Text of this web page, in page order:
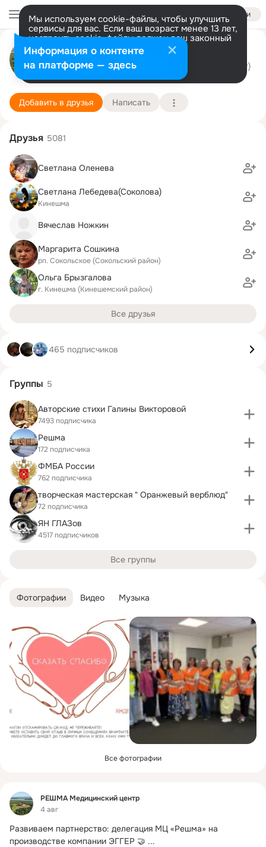
Войти
Мы используем cookie-файлы, чтобы улучшить
сервисы для вас. Если ваш возраст менее 13 лет,
настроить cookie-файлы должен ваш законный
представитель. Больше информации
Разрешить все Настроить
РЕШМА Медицинский центр
д. Дьячево (Кинешемский район)16 февраля (39 лет)
Подробнее
Добавить в друзья Написать
Фотографии Видео Музыка
Все фотографии
Фид
РЕШМА Медицинский центр
4 авг
Развиваем партнерство: делегация МЦ «Решма» на
производстве компании ЭГГЕР 🤝 ...
Друзья 5081
Cветлана Оленева
Светлана Лебедева(Соколова)
Кинешма
Вячеслав Ножкин
Маргарита Сошкина
рп. Сокольское (Сокольский район)
Ольга Брызгалова
г. Кинешма (Кинешемский район)
Все друзья
465 подписчиков
Группы 5
Авторские стихи Галины Викторовой
7493 подписчика
Решма
172 подписчика
ФМБА России
762 подписчика
творческая мастерская " Оранжевый верблюд"
72 подписчика
ЯН ГЛАЗов
4517 подписчиков
Все группы
Информация о контенте
на платформе — здесь